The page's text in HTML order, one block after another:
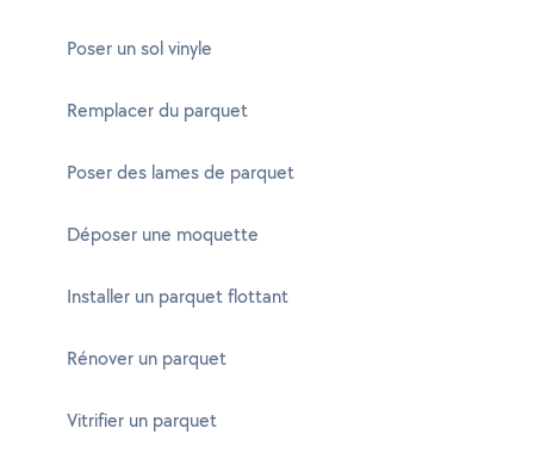
Poser un sol vinyle
Remplacer du parquet
Poser des lames de parquet
Déposer une moquette
Installer un parquet flottant
Rénover un parquet
Vitrifier un parquet